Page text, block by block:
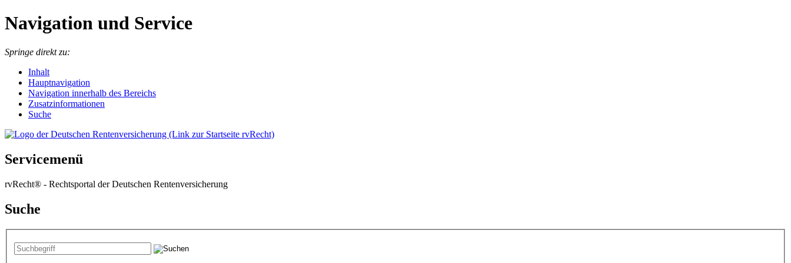
Navigation und Service
Springe direkt zu:
Inhalt
Hauptnavigation
Navigation innerhalb des Bereichs
Zusatzinformationen
Suche
Servicemenü
rvRecht® - Rechtsportal der Deutschen Rentenversicherung
Suche